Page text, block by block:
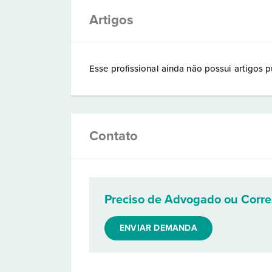
Artigos
Esse profissional ainda não possui artigos
Contato
Preciso de Advogado ou
ENVIAR DEMANDA